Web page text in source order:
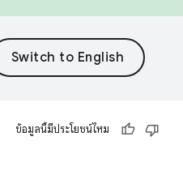
ข้อมูลนี้มีประโยชน์ไหม